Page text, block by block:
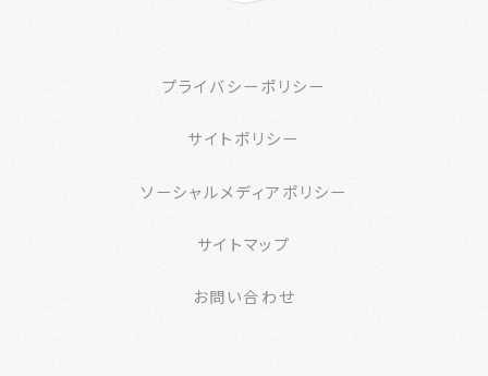
プライバシーポリシー
サイトポリシー
ソーシャルメディアポリシー
サイトマップ
お問い合わせ